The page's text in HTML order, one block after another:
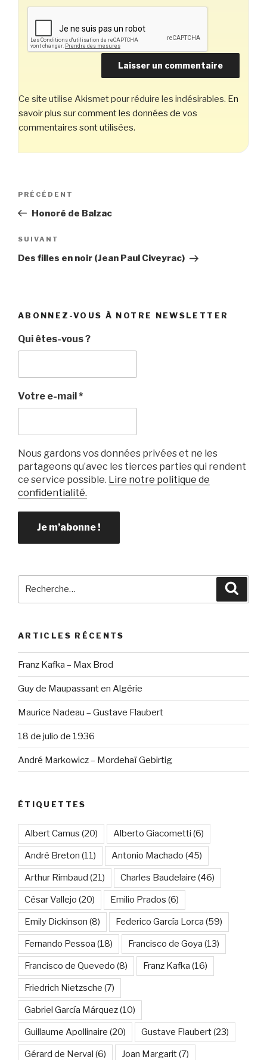
Ce site utilise Akismet pour réduire les indésirables. En
savoir plus sur comment les données de vos
commentaires sont utilisées.
Navigation
l’article
Article
précédent
PRÉCÉDENT
Honoré de Balzac
Article
suivant
SUIVANT
Des filles en noir (Jean Paul Civeyrac)
ABONNEZ-VOUS À NOTRE NEWSLETTER
Qui êtes-vous ?
Votre e-mail*
Nous gardons vos données privées et ne les
partageons qu’avec les tierces parties qui rendent
ce service possible. Lire notre politique de
confidentialité.
ARTICLES RÉCENTS
Franz Kafka – Max Brod
Guy de Maupassant en Algérie
Maurice Nadeau – Gustave Flaubert
18 de julio de 1936
André Markowicz – Mordehaï Gebirtig
ÉTIQUETTES
Albert Camus (20) Alberto Giacometti (6)
André Breton (11) Antonio Machado (45)
Arthur Rimbaud (21) Charles Baudelaire (46)
César Vallejo (20) Emilio Prados (6)
Emily Dickinson (8) Federico García Lorca (59)
Fernando Pessoa (18) Francisco de Goya (13)
Francisco de Quevedo (8) Franz Kafka (16)
Friedrich Nietzsche (7)
Gabriel García Márquez(10)
Guillaume Apollinaire (20) Gustave Flaubert(23)
Gérard de Nerval (6) Joan Margarit(7)